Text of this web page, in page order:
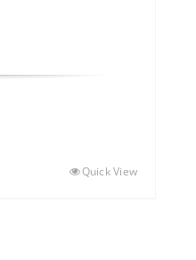
Quick View